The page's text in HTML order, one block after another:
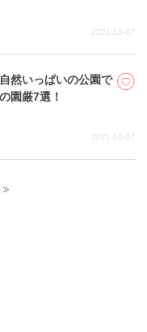
2021-10-07
然いっぱいの公園で
園厳7選！
2021-10-07